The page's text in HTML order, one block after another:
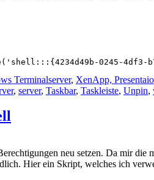
0245-
Terminalserver, XenApp,
, server, Taskbar, Taskleiste, Unpin,
neu setzen. Da mir
Hier ein Skript, welches ich